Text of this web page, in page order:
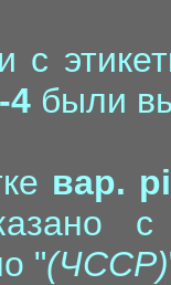
с
4 были
вар.
"(ЧССР)